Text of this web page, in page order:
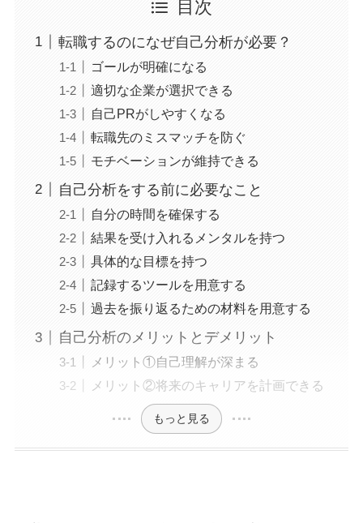
目次
転職するのになぜ自己分析が必要？
ゴールが明確になる
適切な企業が選択できる
自己PRがしやすくなる
転職先のミスマッチを防ぐ
モチベーションが維持できる
自己分析をする前に必要なこと
自分の時間を確保する
結果を受け入れるメンタルを持つ
具体的な目標を持つ
記録するツールを用意する
過去を振り返るための材料を用意する
自己分析のメリットとデメリット
メリット①自己理解が深まる
メリット②将来のキャリアを計画できる
もっと見る